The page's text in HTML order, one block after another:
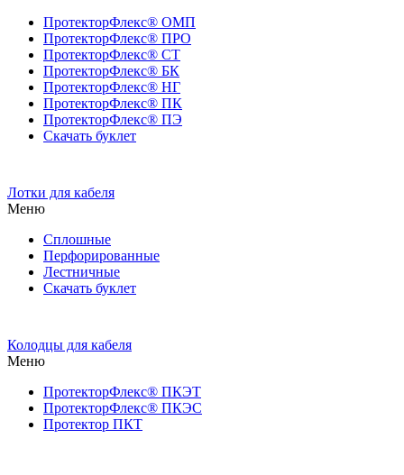
ПротекторФлекс® ОМП
ПротекторФлекс® ПРО
ПротекторФлекс® СТ
ПротекторФлекс® БК
ПротекторФлекс® НГ
ПротекторФлекс® ПК
ПротекторФлекс® ПЭ
Скачать буклет
Лотки для кабеля
Меню
Сплошные
Перфорированные
Лестничные
Скачать буклет
Колодцы для кабеля
Меню
ПротекторФлекс® ПКЭТ
ПротекторФлекс® ПКЭС
Протектор ПКТ